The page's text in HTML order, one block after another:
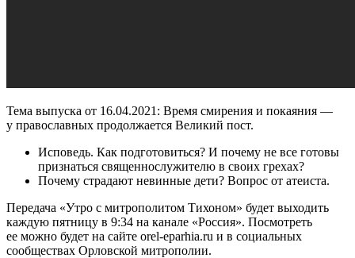
Тема выпуска от 16.04.2021: Время смирения и покаяния —
у православных продолжается Великий пост.
Исповедь. Как подготовиться? И почему не все готовы
признаться священнослужителю в своих грехах?
Почему страдают невинные дети? Вопрос от атеиста.
Передача «Утро с митрополитом Тихоном» будет выходить
каждую пятницу в 9:34 на канале «Россия». Посмотреть
ее можно будет на сайте orel-eparhia.ru и в социальных
сообществах Орловской митрополии.